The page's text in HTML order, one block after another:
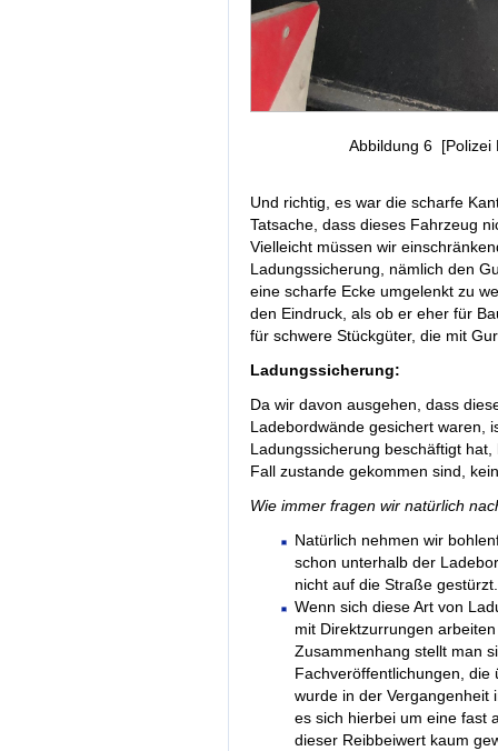
Abbildung 6 [Polizei
Und richtig, es war die scharfe
Tatsache, dass dieses Fahrzeug
Vielleicht müssen wir
Ladungssicherung, nämlich den
eine scharfe Ecke umgelenkt zu
den Eindruck, als ob er eher für
für schwere Stückgüter, die mit
Ladungssicherung:
Da wir davon ausgehen, dass
Ladebordwände gesichert waren,
Ladungssicherung beschäftigt
Fall zustande gekommen sind,
Wie immer fragen wir natürlich
Natürlich nehmen wir
schon unterhalb der
nicht auf die Straße gestürzt.
Wenn sich diese Art von
mit Direktzurrungen
Zusammenhang stellt man
Fachveröffentlichungen, die
wurde in der Vergangenheit
es sich hierbei um eine fast
dieser Reibbeiwert kaum